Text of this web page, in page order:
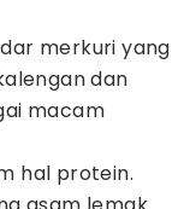
merkuri yang
dan
macam
hal protein.